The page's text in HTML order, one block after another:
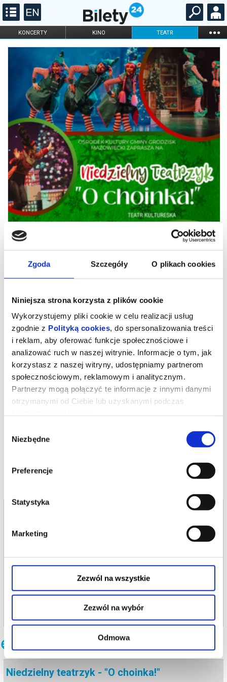
Zgoda Szczegóły O plikach cookies
Niniejsza strona korzysta z plików cookie
Wykorzystujemy pliki cookie w celu realizacji usług
zgodnie z Polityką cookies, do spersonalizowania treści
i reklam, aby oferować funkcje społecznościowe i
analizować ruch w naszej witrynie. Informacje o tym, jak
korzystasz z naszej witryny, udostępniamy partnerom
społecznościowym, reklamowym i analitycznym.
Partnerzy mogą połączyć te informacje z innymi danymi
otrzymanymi od Ciebie lub uzyskanymi podczas
zgody
Niezbędne
Preferencje
Statystyka
Marketing
Zezwól na wszystkie
Zezwól na wybór
Odmowa
KONCERTY KINO TEATR ...
FILHARMONIA OPERA I BALET
STAND-UP
ONLINE KARNETY
Niedzielny teatrzyk - "O choinka!"
*******
wydarzenia, gwarantujemy automatyczny zwrot środków
potwierdzony komunikatem wysyłanym na adres e-mail, podany
13.12.2026 , g. 11:00
Kino Centrum Kultury - Grodzisk...
kup bilet
Inne terminy
Niedzielny teatrzyk - "O choinka!"